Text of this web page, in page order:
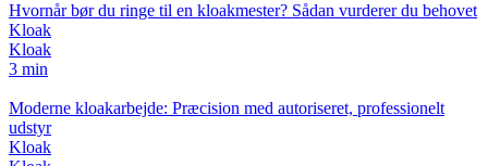
Hvornår bør du ringe til en kloakmester? Sådan vurderer du behovet
Kloak
Kloak
3 min
Moderne kloakarbejde: Præcision med autoriseret, professionelt
udstyr
Kloak